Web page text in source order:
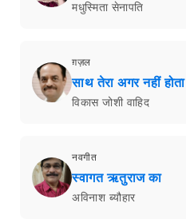
मधुस्मिता सेनापति
ग़ज़ल
साथ तेरा अगर नहीं होता
विकास जोशी वाहिद
नवगीत
स्वागत ऋतुराज का
अविनाश ब्यौहार